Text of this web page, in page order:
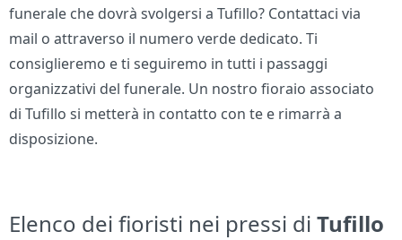
funerale che dovrà svolgersi a Tufillo? Contattaci via
mail o attraverso il numero verde dedicato. Ti
consiglieremo e ti seguiremo in tutti i passaggi
organizzativi del funerale. Un nostro fioraio associato
di Tufillo si metterà in contatto con te e rimarrà a
disposizione.
Elenco dei fioristi nei pressi diTufillo